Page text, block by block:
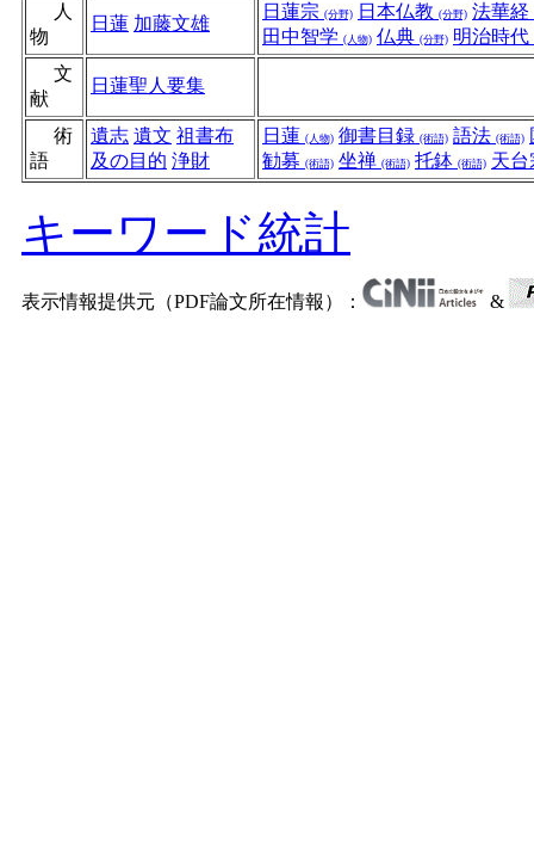
人
物
日蓮 加藤文雄
日蓮宗 (分野) 日本仏教 (分野) 法華経
田中智学 (人物) 仏典 (分野) 明治時代
文
献
日蓮聖人要集
術
語
遺志 遺文 祖書布
及の目的 浄財
日蓮 (人物) 御書目録 (術語) 語法 (術語)
勧募 (術語) 坐禅 (術語) 托鉢 (術語) 天
キーワード統計
表示情報提供元（PDF論文所在情報）： &